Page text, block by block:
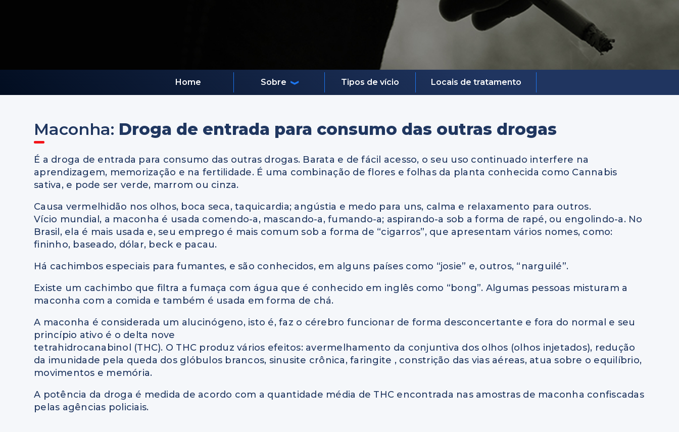
Home Sobre Tipos de vício Locais de tratamento
Maconha: Droga de entrada para consumo das outras drogas
É a droga de entrada para consumo das outras drogas. Barata e de fácil acesso, o seu uso continuado interfere na
aprendizagem, memorização e na fertilidade. É uma combinação de flores e folhas da planta conhecida como Cannabis
sativa, e pode ser verde, marrom ou cinza.
Causa vermelhidão nos olhos, boca seca, taquicardia; angústia e medo para uns, calma e relaxamento para outros.
Vício mundial, a maconha é usada comendo-a, mascando-a, fumando-a; aspirando-a sob a forma de rapé, ou engolindo-a. No
Brasil, ela é mais usada e, seu emprego é mais comum sob a forma de “cigarros”, que apresentam vários nomes, como:
fininho, baseado, dólar, beck e pacau.
Há cachimbos especiais para fumantes, e são conhecidos, em alguns países como “josie” e, outros, “narguilé”.
Existe um cachimbo que filtra a fumaça com água que é conhecido em inglês como “bong”. Algumas pessoas misturam a
maconha com a comida e também é usada em forma de chá.
A maconha é considerada um alucinógeno, isto é, faz o cérebro funcionar de forma desconcertante e fora do normal e seu
princípio ativo é o delta nove
tetrahidrocanabinol (THC). O THC produz vários efeitos: avermelhamento da conjuntiva dos olhos (olhos injetados), redução
da imunidade pela queda dos glóbulos brancos, sinusite crônica, faringite , constrição das vias aéreas, atua sobre o equilíbrio,
movimentos e memória.
A potência da droga é medida de acordo com a quantidade média de THC encontrada nas amostras de maconha confiscadas
pelas agências policiais.